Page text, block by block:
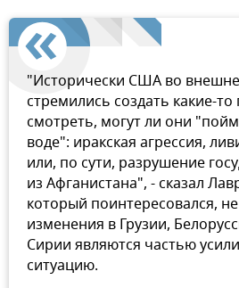
"Исторически США во
стремились создать какие-
смотреть, могут ли они
воде": иракская агрессия,
или, по сути, разрушение
из Афганистана", - сказал
который поинтересовался,
изменения в Грузии,
Сирии являются частью
ситуацию.